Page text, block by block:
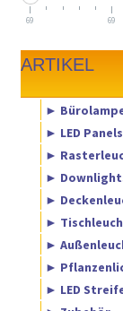
69 69
ARTIKEL
►
► LED Panels
►
►
►
►
►
►
► LED